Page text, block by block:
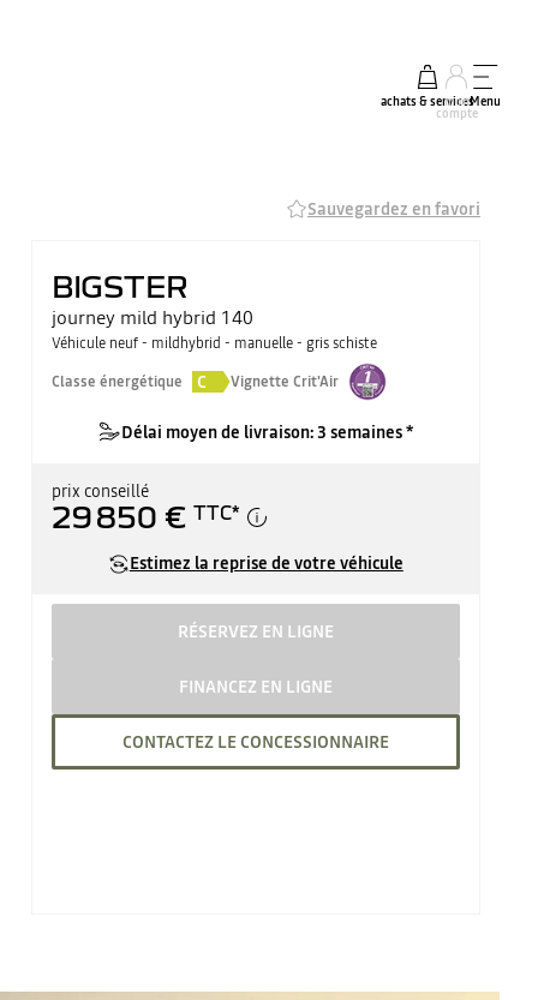
achats & services
mon
compte
Menu
Sauvegardez en favori
BIGSTER
journey mild hybrid 140
Véhicule neuf - mildhybrid - manuelle - gris schiste
Classe énergétique
C Vignette Crit'Air
Délai moyen de livraison: 3 semaines *
prix conseillé
29 850 € TTC*
Estimez la reprise de votre véhicule
RÉSERVEZ EN LIGNE
FINANCEZ EN LIGNE
CONTACTEZ LE CONCESSIONNAIRE